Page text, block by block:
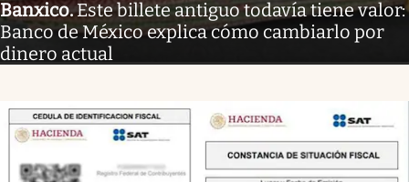
Banxico.Este billete antiguo todavía tiene valor:
Banco de México explica cómo cambiarlo por
dinero actual